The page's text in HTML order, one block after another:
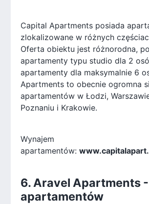
Capital Apartments posiada
zlokalizowane w różnych
Oferta obiektu jest różnorodna,
apartamenty typu studio dla 2
apartamenty dla maksymalnie 6
Apartments to obecnie ogromna
apartamentów w Łodzi,
Poznaniu i Krakowie.
Wynajem
apartamentów:
6. Aravel Apartments -
apartamentów